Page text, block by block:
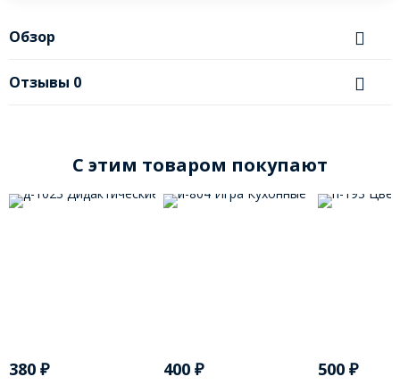
Обзор
Отзывы 0
C этим товаром покупают
380 ₽ 400 ₽ 500 ₽